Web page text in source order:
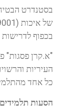
בסטנדרט
בכפוף
"א.קרן פסגות"
העיריות
כל אחד
הסעות